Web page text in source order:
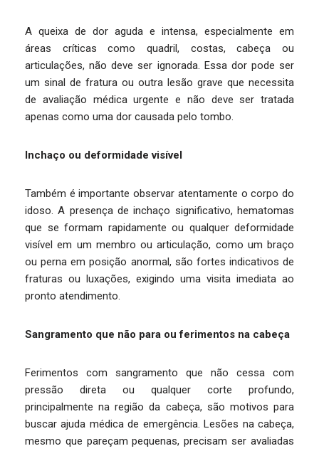
A queixa de dor aguda e intensa, especialmente em
áreas críticas como quadril, costas, cabeça ou
articulações, não deve ser ignorada. Essa dor pode ser
um sinal de fratura ou outra lesão grave que necessita
de avaliação médica urgente e não deve ser tratada
apenas como uma dor causada pelo tombo.
Inchaço ou deformidade visível
Também é importante observar atentamente o corpo do
idoso. A presença de inchaço significativo, hematomas
que se formam rapidamente ou qualquer deformidade
visível em um membro ou articulação, como um braço
ou perna em posição anormal, são fortes indicativos de
fraturas ou luxações, exigindo uma visita imediata ao
pronto atendimento.
Sangramento que não para ou ferimentos na cabeça
Ferimentos com sangramento que não cessa com
pressão direta ou qualquer corte profundo,
principalmente na região da cabeça, são motivos para
buscar ajuda médica de emergência. Lesões na cabeça,
mesmo que pareçam pequenas, precisam ser avaliadas